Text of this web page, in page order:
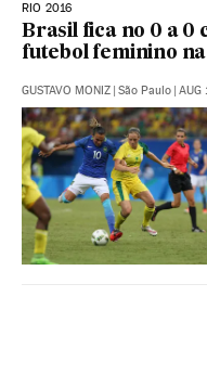
RIO 2016
Brasil fica no 0 a 0
futebol feminino
GUSTAVO MONIZ São Paulo AUG